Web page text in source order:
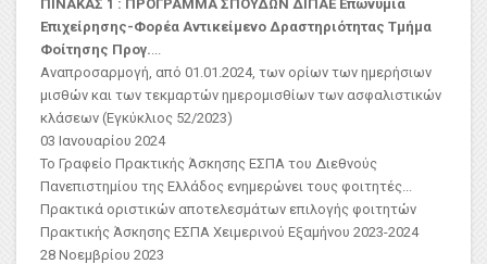
ΠΙΝΑΚΑΣ 1 : ΠΡΟΓΡΑΜΜΑ ΣΠΟΥΔΩΝ ΔΙΠΑΕ Επωνυμία
Επιχείρησης-Φορέα Αντικείμενο Δραστηριότητας Τμήμα
Φοίτησης Προγ.
Αναπροσαρμογή, από 01.01.2024, των ορίων των ημερήσιων
μισθών και των τεκμαρτών ημερομισθίων των ασφαλιστικών
κλάσεων (Εγκύκλιος 52/2023)
03 Ιανουαρίου 2024
Το Γραφείο Πρακτικής Άσκησης ΕΣΠΑ του Διεθνούς
Πανεπιστημίου της Ελλάδος ενημερώνει τους φοιτητές...
Πρακτικά οριστικών αποτελεσμάτων επιλογής φοιτητών
Πρακτικής Άσκησης ΕΣΠΑ Χειμερινού Εξαμήνου 2023-2024
28 Νοεμβρίου 2023